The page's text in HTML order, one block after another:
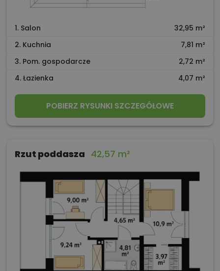
1. Salon
32,95 m²
2. Kuchnia
7,81 m²
3. Pom. gospodarcze
2,72 m²
4. Łazienka
4,07 m²
POBIERZ RYSUNKI SZCZEGÓŁOWE
Rzut poddasza 42,57 m²